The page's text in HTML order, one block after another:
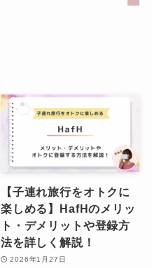
【子連れ旅行をオトクに
楽しめる】HafHのメリッ
ト・デメリットや登録方
法を詳しく解説！
2026年1月27日